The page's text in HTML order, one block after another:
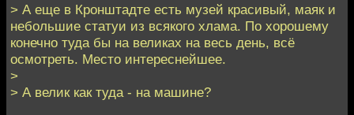
> А еще в Кронштадте есть музей красивый, маяк и
небольшие статуи из всякого хлама. По хорошему
конечно туда бы на великах на весь день, всё
осмотреть. Место интереснейшее.
>
> А велик как туда - на машине?